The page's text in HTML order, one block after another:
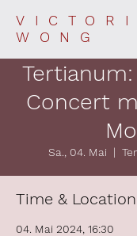
WONG
Tertianum:
Concert
Sa., 04. Mai
  |
Time & Location
04. Mai 2024, 16:30